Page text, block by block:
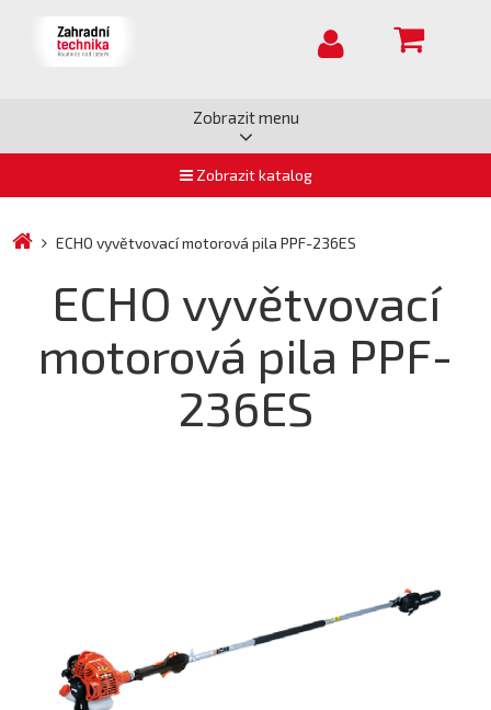
Zobrazit menu
Zobrazit katalog
ECHO vyvětvovací motorová pila PPF-236ES
ECHO vyvětvovací
motorová pila PPF-
236ES